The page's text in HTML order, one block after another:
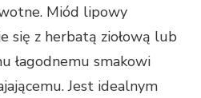
Miód lipowy
się z herbatą ziołową lub
łagodnemu smakowi
Jest idealnym